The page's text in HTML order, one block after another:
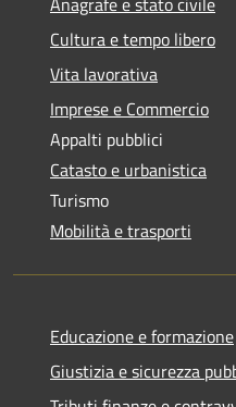
Cultura e tempo libero
Vita lavorativa
Imprese e Commercio
Appalti pubblici
Catasto e urbanistica
Turismo
Mobilità e trasporti
Educazione e formazione
Giustizia e sicurezza